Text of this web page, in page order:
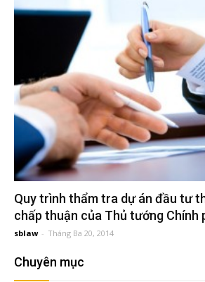
hữu
tuệ
Quy trình thẩm tra dự án đầu tư
chấp thuận của Thủ tướng Chính
sblaw - Tháng Ba 20, 2014
Chuyên mục